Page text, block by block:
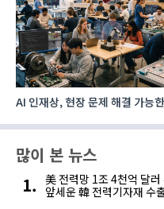
AI 인재상, 현장 문제 해결 가능한
많이 본 뉴스
美 전력망 1조 4천억 달
앞세운 韓 전력기자재 수